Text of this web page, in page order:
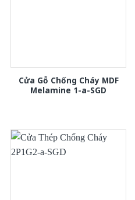
Cửa Gỗ Chống Cháy MDF
Melamine 1-a-SGD